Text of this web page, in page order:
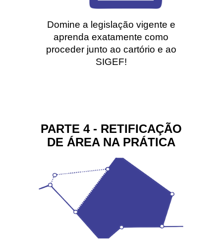
Domine a legislação vigente e
aprenda exatamente como
proceder junto ao cartório e ao
SIGEF!
PARTE 4 - RETIFICAÇÃO
DE ÁREA NA PRÁTICA